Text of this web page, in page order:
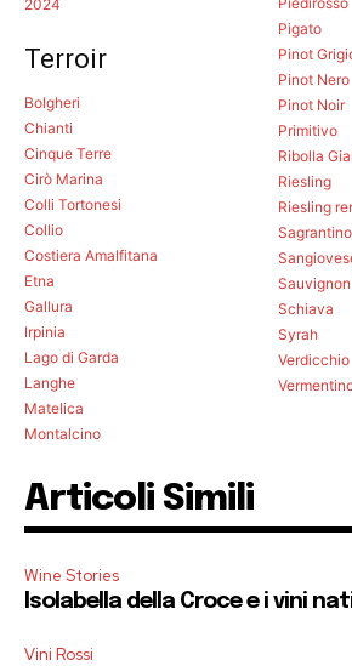
2024
Terroir
Bolgheri
Chianti
Cinque Terre
Cirò Marina
Colli Tortonesi
Collio
Costiera Amalfitana
Etna
Gallura
Irpinia
Lago di Garda
Langhe
Matelica
Montalcino
Pigato
Pinot
Pinot Nero
Pinot Noir
Primitivo
Ribolla
Riesling
Riesling
Sagrantino
Schiava
Syrah
Verdicchio
Articoli Simili
Wine Stories
Isolabella della Croce e i vini
Vini Rossi